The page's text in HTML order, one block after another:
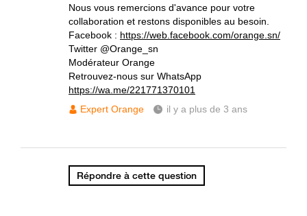
Nous vous remercions d'avance pour votre
collaboration et restons disponibles au besoin.
Facebook : https://web.facebook.com/orange.sn/
Twitter @Orange_sn
Modérateur Orange
Retrouvez-nous sur WhatsApp
https://wa.me/221771370101
Expert Orange
il y a plus de 3 ans
Répondre à cette question